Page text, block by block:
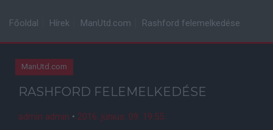
Főoldal Hírek ManUtd.com Rashford felemelkedése
ManUtd.com
RASHFORD FELEMELKEDÉSE
admin admin • 2016. június. 09. 19:55